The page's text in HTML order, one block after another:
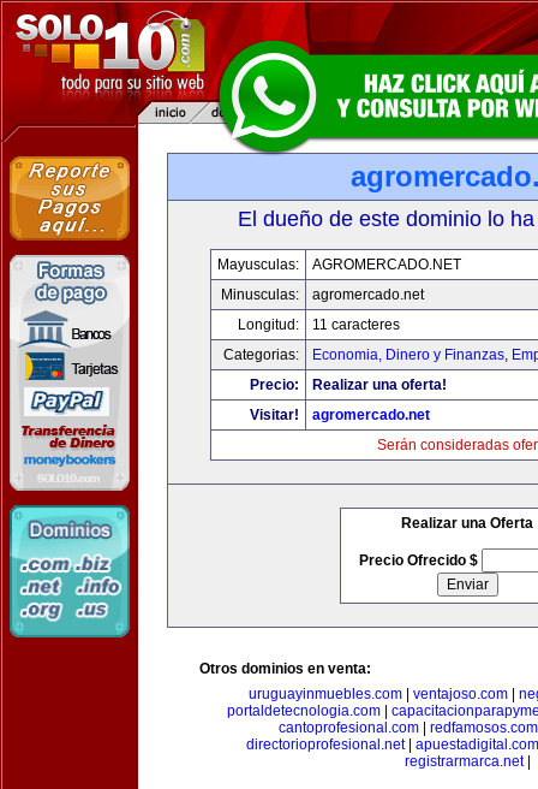
El dueño de este dominio lo
Mayusculas:
AGROMERCADO.NET
Minusculas:
agromercado.net
Longitud:
11 caracteres
Categorias:
Economia, Dinero y Finanzas,
Precio:
Realizar una oferta!
Visitar!
agromercado.net
Serán consideradas
Realizar una Oferta
Precio Ofrecido $
Otros dominios en venta:
uruguayinmuebles.com| ventajoso.com|
portaldetecnologia.com|
cantoprofesional.com
redfamosos.com
directorioprofesional.net| apuestadigital.com
registrarmarca.net|